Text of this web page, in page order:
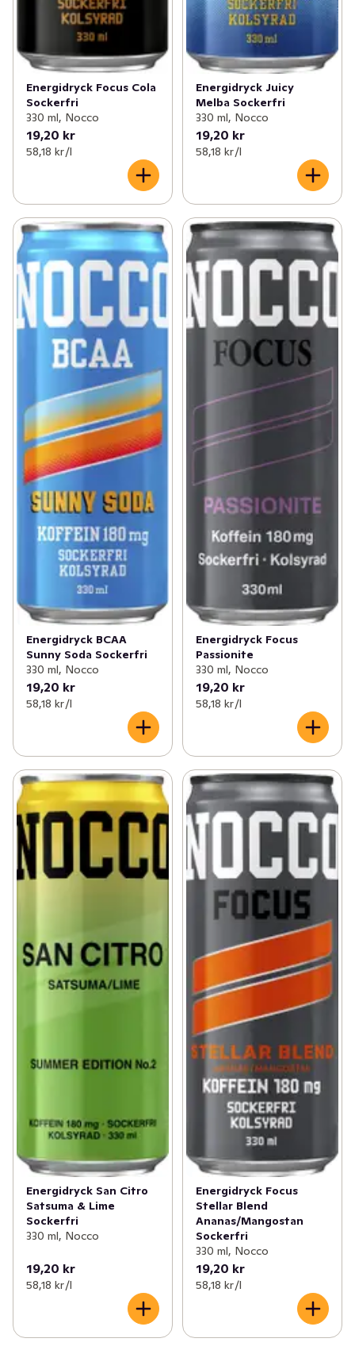
Energidryck Focus Cola
Sockerfri
330 ml, Nocco
19,20 kr
58,18 kr /l
Energidryck Juicy
Melba Sockerfri
330 ml, Nocco
19,20 kr
58,18 kr /l
Energidryck BCAA
Sunny Soda Sockerfri
330 ml, Nocco
19,20 kr
58,18 kr /l
Energidryck Focus
Passionite
330 ml, Nocco
19,20 kr
58,18 kr /l
Energidryck San Citro
Satsuma & Lime
Sockerfri
330 ml, Nocco
19,20 kr
58,18 kr /l
Energidryck Focus
Stellar Blend
Ananas/Mangostan
Sockerfri
330 ml, Nocco
19,20 kr
58,18 kr /l